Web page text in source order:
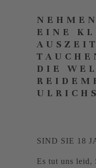
EINE
DIE
ULRICHS
SIND SIE 18
Es tut uns leid,